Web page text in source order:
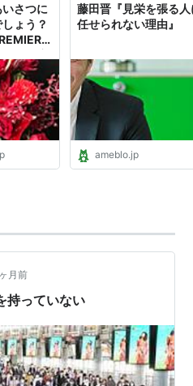
さつに
ょう？
藤田晋『見栄を張る
任せられない理由』
ameblo.jp
月前
持っていない